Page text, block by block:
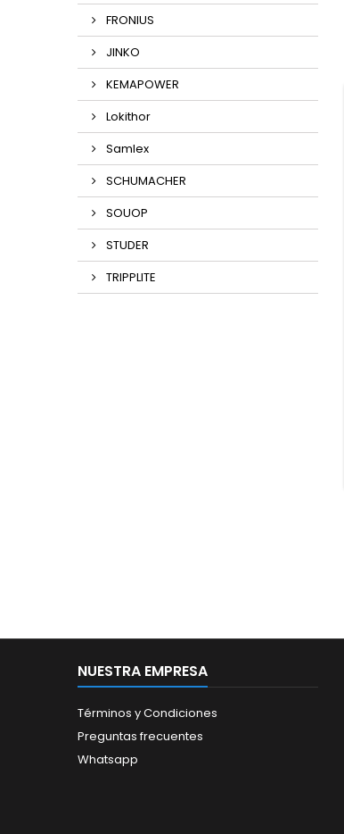
FRONIUS
JINKO
KEMAPOWER
Lokithor
Samlex
SCHUMACHER
SOUOP
STUDER
TRIPPLITE
NUESTRA EMPRESA
Términos y Condiciones
Preguntas frecuentes
Whatsapp